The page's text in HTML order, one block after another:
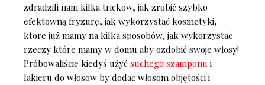
zdradzili nam kilka tricków, jak zrobić szybko
efektowną fryzurę, jak wykorzystać kosmetyki,
które już mamy na kilka sposobów, jak wykorzystać
rzeczy które mamy w domu aby ozdobić swoje włosy!
Próbowaliście kiedyś użyć suchego szamponu i
lakieru do włosów by dodać włosom objętości i